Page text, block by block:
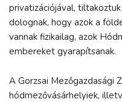
privatizációjával,
dolognak, hogy azok a
vannak fizikailag, azok
embereket gyarapítsanak.
A Gorzsai Mezőgazdasági
hódmezővásárhelyiek,